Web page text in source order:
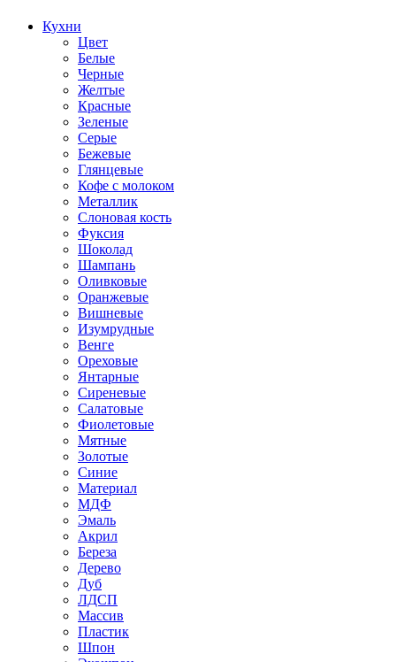
Кухни
Цвет
Белые
Черные
Желтые
Красные
Зеленые
Серые
Бежевые
Глянцевые
Кофе с молоком
Металлик
Слоновая кость
Фуксия
Шоколад
Шампань
Оливковые
Оранжевые
Вишневые
Изумрудные
Венге
Ореховые
Янтарные
Сиреневые
Салатовые
Фиолетовые
Мятные
Золотые
Синие
Материал
МДФ
Эмаль
Акрил
Береза
Дерево
Дуб
ЛДСП
Массив
Пластик
Шпон